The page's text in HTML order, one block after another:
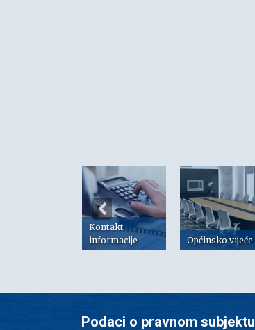
Kontakt
informacije
Općinsko vijeće
Podaci o pravnom subjektu